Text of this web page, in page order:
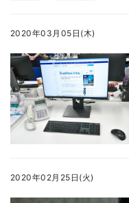
2020年03月05日(木)
2020年02月25日(火)